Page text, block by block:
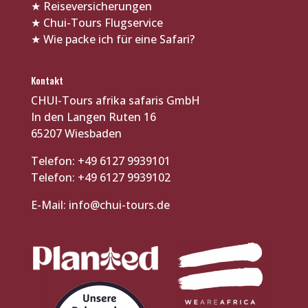
★ Reiseversicherungen
★ Chui-Tours Flugservice
★ Wie packe ich für eine Safari?
Kontakt
CHUI-Tours afrika safaris GmbH
In den Langen Ruten 16
65207 Wiesbaden
Telefon: +49 6127 9939101
Telefon: +49 6127 9939102
E-Mail: info@chui-tours.de